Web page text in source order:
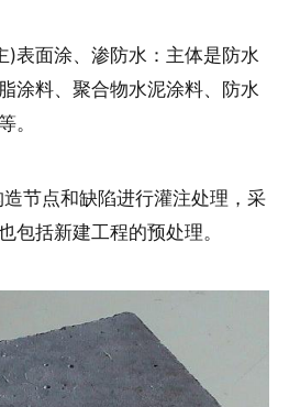
)表面涂、渗防水：主体是防水
涂料、聚合物水泥涂料、防水
。
节点和缺陷进行灌注处理，采
包括新建工程的预处理。